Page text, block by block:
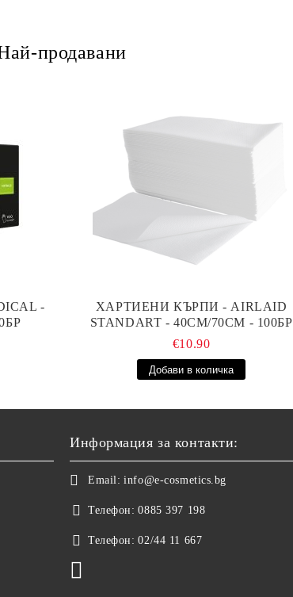
продавани
-
ХАРТИЕНИ КЪРПИ - AIRLAID
STANDART - 40СМ/70СМ - 100БР
€10.90
Информация за контакти:
Email: info@e-cosmetics.bg
Телефон: 0885 397 198
Телефон: 02/44 11 667